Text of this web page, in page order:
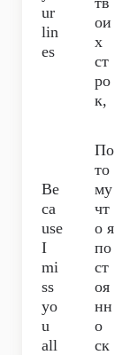
ur
lin
es
ои
х
ст
ро
к,
Be
ca
use
I
mi
ss
yo
u
all
По
то
му
чт
о я
по
ст
оя
нн
о
ск